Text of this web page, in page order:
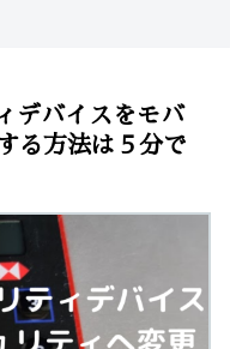
デバイスをモバ
る方法は５分で